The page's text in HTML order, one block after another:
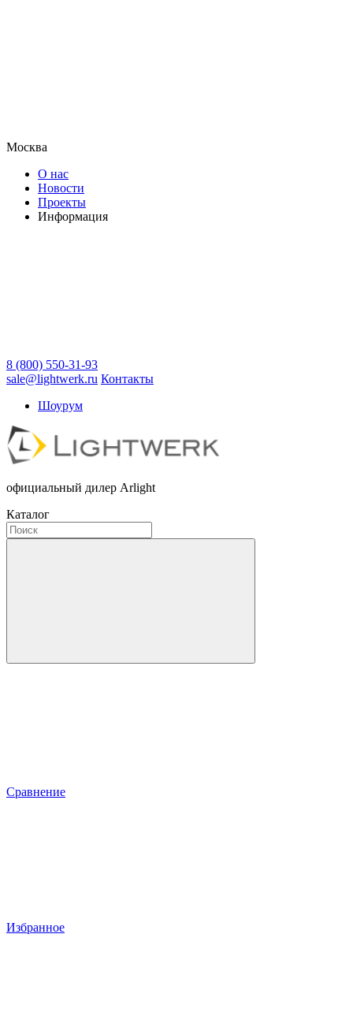
Москва
О нас
Новости
Проекты
Информация
8 (800) 550-31-93
sale@lightwerk.ru Контакты
Шоурум
официальный дилер Arlight
Каталог
Сравнение
Избранное